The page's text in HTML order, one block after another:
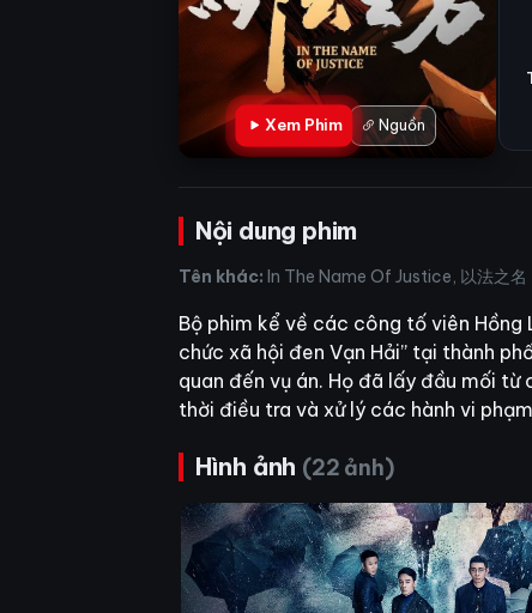
Xem Phim Nguồn
Nội dung phim
Tên khác: In The Name Of Justice, 以法之名
Bộ phim kể về các công tố viên Hồng
chức xã hội đen Vạn Hải” tại thành
quan đến vụ án. Họ đã lấy đầu mối
thời điều tra và xử lý các hành vi
Hình ảnh (22 ảnh)